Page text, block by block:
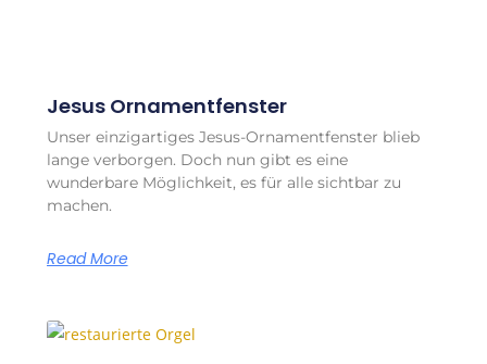
Jesus Ornamentfenster
Unser einzigartiges Jesus-Ornamentfenster blieb
lange verborgen. Doch nun gibt es eine
wunderbare Möglichkeit, es für alle sichtbar zu
machen.
Read More